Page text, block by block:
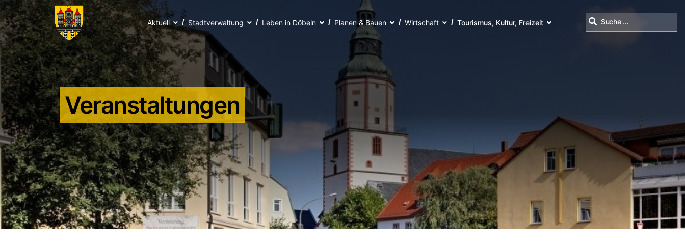
Aktuell Stadtverwaltung Leben in Döbeln Planen & Bauen Wirtschaft Tourismus, Kultur, Freizeit
Veranstaltungen